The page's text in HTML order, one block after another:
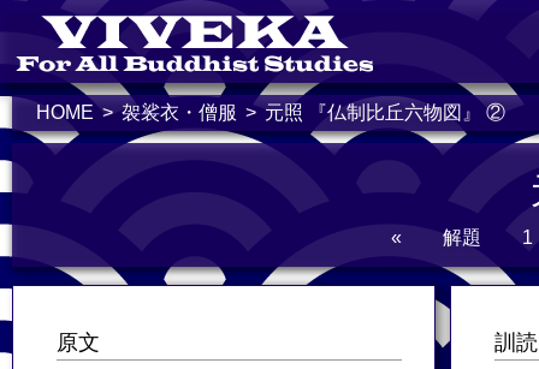
HOME 袈裟衣・僧服 元照 『仏制比丘六物図』 ②
« 解題 1
原文 訓読